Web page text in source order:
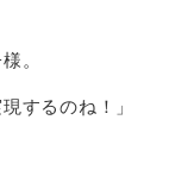
。
するのね！」